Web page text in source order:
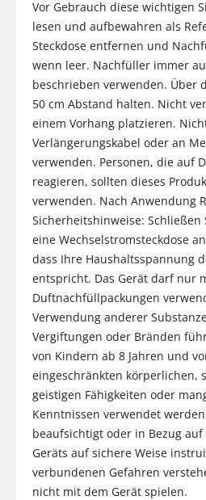
Vor Gebrauch diese wichtigen
lesen und aufbewahren als
Steckdose entfernen und
wenn leer. Nachfüller immer
beschrieben verwenden. Über
50 cm Abstand halten. Nicht
einem Vorhang platzieren.
Verlängerungskabel oder an
verwenden. Personen, die auf
reagieren, sollten dieses
verwenden. Nach Anwendung
Sicherheitshinweise: Schließen
eine Wechselstromsteckdose
dass Ihre Haushaltsspannung
entspricht. Das Gerät darf nur
Duftnachfüllpackungen
Verwendung anderer
Vergiftungen oder Bränden
von Kindern ab 8 Jahren und
eingeschränkten körperlichen,
geistigen Fähigkeiten oder
Kenntnissen verwendet
beaufsichtigt oder in Bezug
Geräts auf sichere Weise
verbundenen Gefahren
nicht mit dem Gerät spielen.